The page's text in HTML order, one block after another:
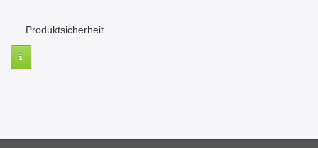
Produktsicherheit